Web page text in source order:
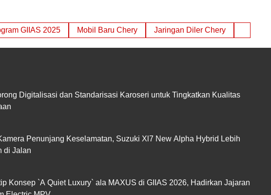
GIIAS 2025 Mobil Baru Chery Jaringan Diler Chery
Digitalisasi dan Standarisasi Karoseri untuk Tingkatkan Kualitas
Penunjang Keselamatan, Suzuki Xl7 New Alpha Hybrid Lebih
di Jalan
Konsep `A Quiet Luxury` ala MAXUS di GIIAS 2026, Hadirkan Jajaran